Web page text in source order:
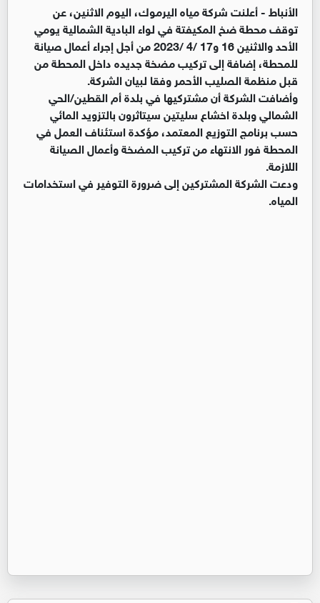
الأنباط -أعلنت شركة مياه اليرموك، اليوم الاثنين، عن
توقف محطة ضخ المكيفتة في لواء البادية الشمالية يومي
الأحد والاثنين 16 و17 /4 /2023 من أجل إجراء أعمال صيانة
للمحطة، إضافة إلى تركيب مضخة جديده داخل المحطة من
قبل منظمة الصليب الأحمر وفقا لبيان الشركة.
وأضافت الشركة أن مشتركيها في بلدة أم القطين/الحي
الشمالي وبلدة اخشاع سليتين سيتاثرون بالتزويد المائي
حسب برنامج التوزيع المعتمد، مؤكدة استئناف العمل في
المحطة فور الانتهاء من تركيب المضخة وأعمال الصيانة
اللازمة.
ودعت الشركة المشتركين إلى ضرورة التوفير في استخدامات
المياه.